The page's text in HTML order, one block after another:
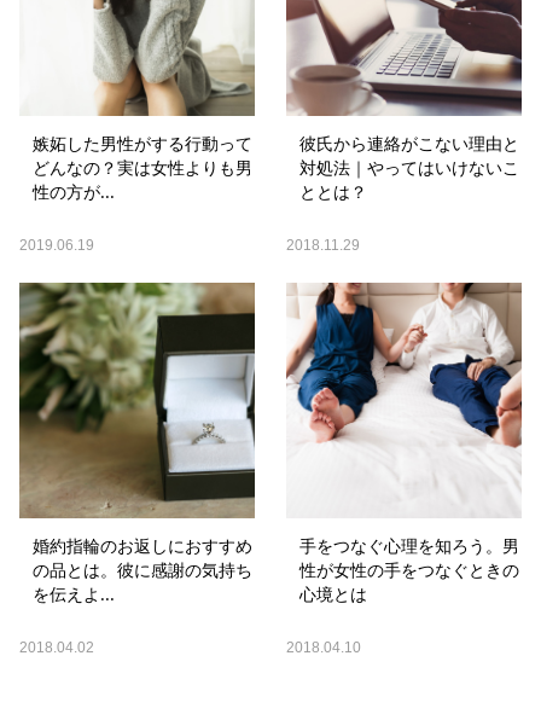
嫉妬した男性がする行動って
どんなの？実は女性よりも男
性の方が...
2019.06.19
彼氏から連絡がこない理由と
対処法｜やってはいけないこ
ととは？
2018.11.29
婚約指輪のお返しにおすすめ
の品とは。彼に感謝の気持ち
を伝えよ...
2018.04.02
手をつなぐ心理を知ろう。男
性が女性の手をつなぐときの
心境とは
2018.04.10